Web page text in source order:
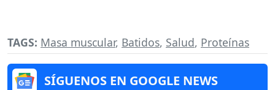
TAGS: Masa muscular, Batidos, Salud, Proteínas
SÍGUENOS EN GOOGLE NEWS